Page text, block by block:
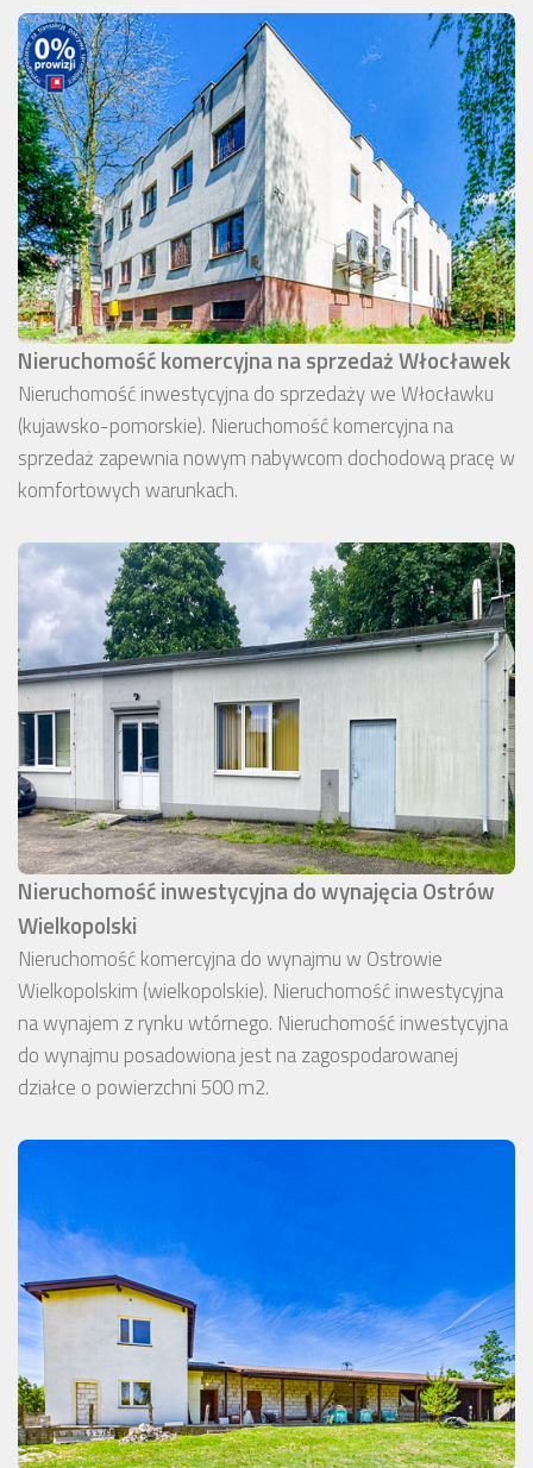
Nieruchomość komercyjna na sprzedaż Włocławek
Nieruchomość inwestycyjna do sprzedaży we Włocławku
(kujawsko-pomorskie). Nieruchomość komercyjna na
sprzedaż zapewnia nowym nabywcom dochodową pracę w
komfortowych warunkach.
Nieruchomość inwestycyjna do wynajęcia Ostrów
Wielkopolski
Nieruchomość komercyjna do wynajmu w Ostrowie
Wielkopolskim (wielkopolskie). Nieruchomość inwestycyjna
na wynajem z rynku wtórnego. Nieruchomość inwestycyjna
do wynajmu posadowiona jest na zagospodarowanej
działce o powierzchni 500 m2.